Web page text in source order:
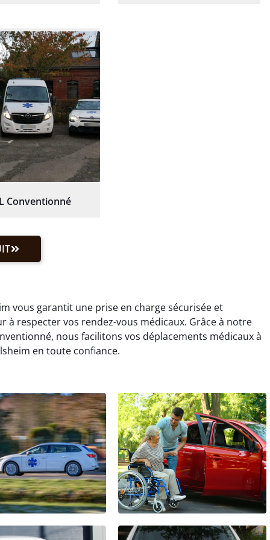
Conventionné
vous garantit une prise en charge sécurisée et
à respecter vos rendez-vous médicaux. Grâce à notre
nous facilitons vos déplacements médicaux à
en toute confiance.